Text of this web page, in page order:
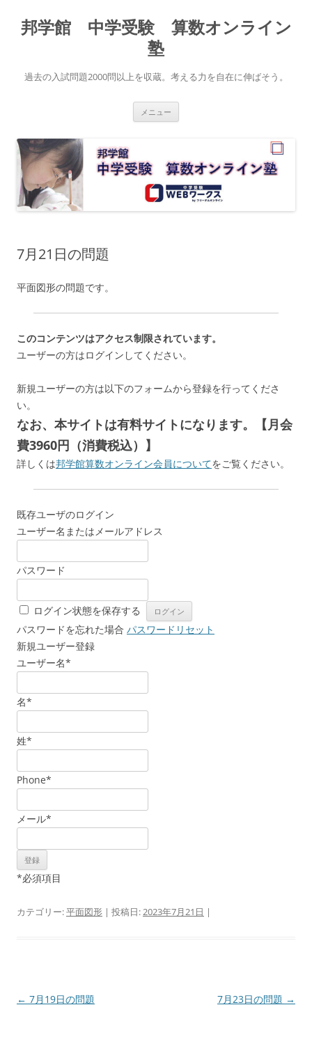
テ
ン
キ
ッ
邦学館 中学受験 算数オンライン
塾
過去の入試問題2000問以上を収蔵。考える力を自在に伸ばそう。
メニュー
7月21日の問題
平面図形の問題です。
このコンテンツはアクセス制限されています。
ユーザーの方はログインしてください。
新規ユーザーの方は以下のフォームから登録を行ってくださ
い。
なお、本サイトは有料サイトになります。【月会
費3960円（消費税込）】
詳しくは邦学館算数オンライン会員についてをご覧ください。
既存ユーザのログイン
ユーザー名またはメールアドレス
パスワード
ログイン状態を保存する
パスワードを忘れた場合 パスワードリセット
新規ユーザー登録
ユーザー名*
名*
姓*
Phone*
メール*
*必須項目
カテゴリー:平面図形 | 投稿日:2023年7月21日 |
投
← 7月19日の問題 7月23日の問題 →